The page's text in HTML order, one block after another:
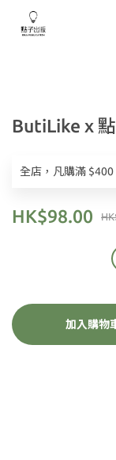
ButiLike x
全店，凡購滿 $400
HK$98.00
加入購物